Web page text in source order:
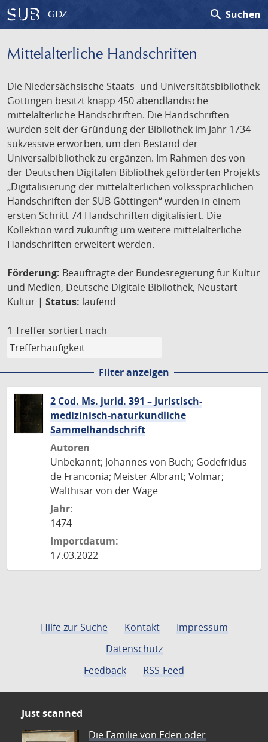
GDZ search Suchen
Mittelalterliche Handschriften
Die Niedersächsische Staats- und Universitätsbibliothek
Göttingen besitzt knapp 450 abendländische
mittelalterliche Handschriften. Die Handschriften
wurden seit der Gründung der Bibliothek im Jahr 1734
sukzessive erworben, um den Bestand der
Universalbibliothek zu ergänzen. Im Rahmen des von
der Deutschen Digitalen Bibliothek geförderten Projekts
„Digitalisierung der mittelalterlichen volkssprachlichen
Handschriften der SUB Göttingen“ wurden in einem
ersten Schritt 74 Handschriften digitalisiert. Die
Kollektion wird zukünftig um weitere mittelalterliche
Handschriften erweitert werden.
Förderung: Beauftragte der Bundesregierung für Kultur
und Medien, Deutsche Digitale Bibliothek, Neustart
Kultur | Status: laufend
1 Treffer sortiert nach
Filter anzeigen
2 Cod. Ms. jurid. 391 – Juristisch-
medizinisch-naturkundliche
Sammelhandschrift
Autoren
Unbekannt; Johannes von Buch; Godefridus
de Franconia; Meister Albrant; Volmar;
Walthisar von der Wage
Jahr:
1474
Importdatum:
17.03.2022
Hilfe zur Suche Kontakt
Impressum
Datenschutz
Feedback
RSS-Feed
Just scanned
Die Familie von Eden oder